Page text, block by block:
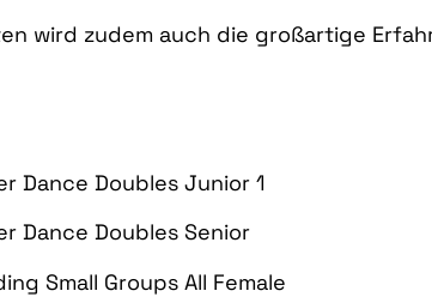
wird zudem auch die großartige
Dance Doubles Junior 1
Dance Doubles Senior
Small Groups All Female